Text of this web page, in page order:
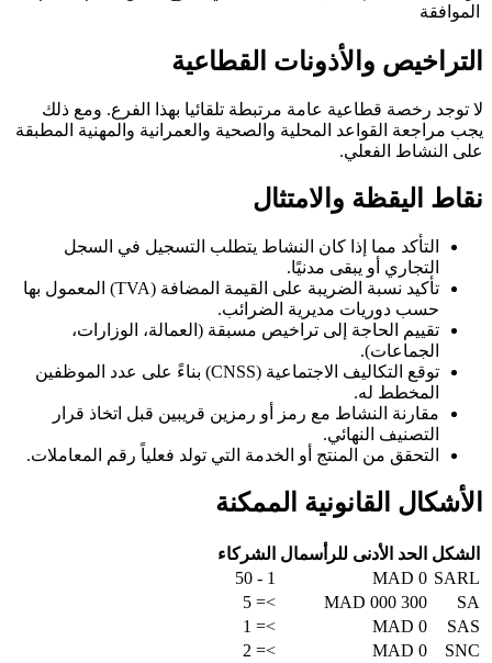
الموافقة
التراخيص والأذونات القطاعية
لا توجد رخصة قطاعية عامة مرتبطة تلقائيا بهذا الفرع. ومع ذلك
يجب مراجعة القواعد المحلية والصحية والعمرانية والمهنية المطبقة
على النشاط الفعلي.
نقاط اليقظة والامتثال
التأكد مما إذا كان النشاط يتطلب التسجيل في السجل
التجاري أو يبقى مدنيًا.
تأكيد نسبة الضريبة على القيمة المضافة (TVA) المعمول بها
حسب دوريات مديرية الضرائب.
تقييم الحاجة إلى تراخيص مسبقة (العمالة، الوزارات،
الجماعات).
توقع التكاليف الاجتماعية (CNSS) بناءً على عدد الموظفين
المخطط له.
مقارنة النشاط مع رمز أو رمزين قريبين قبل اتخاذ قرار
التصنيف النهائي.
التحقق من المنتج أو الخدمة التي تولد فعلياً رقم المعاملات.
الأشكال القانونية الممكنة
الشكل الحد الأدنى للرأسمال الشركاء
SARL
0 MAD
1 - 50
SA
300 000 MAD
>= 5
SAS
0 MAD
>= 1
SNC
0 MAD
>= 2